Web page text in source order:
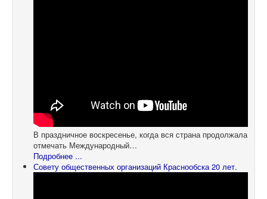
В праздничное воскресенье, когда вся страна продолжала
отмечать Международный…
Подробнее ...
Совету общественных организаций Краснообска 20 лет.